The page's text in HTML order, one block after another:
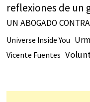
reflexiones de un
UN ABOGADO
Universe Inside You
Vicente Fuentes